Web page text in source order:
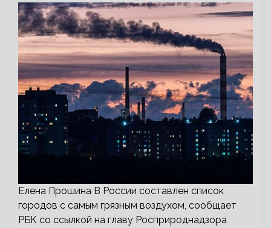
Елена Прошина В России составлен список
городов с самым грязным воздухом, сообщает
РБК со ссылкой на главу Росприроднадзора